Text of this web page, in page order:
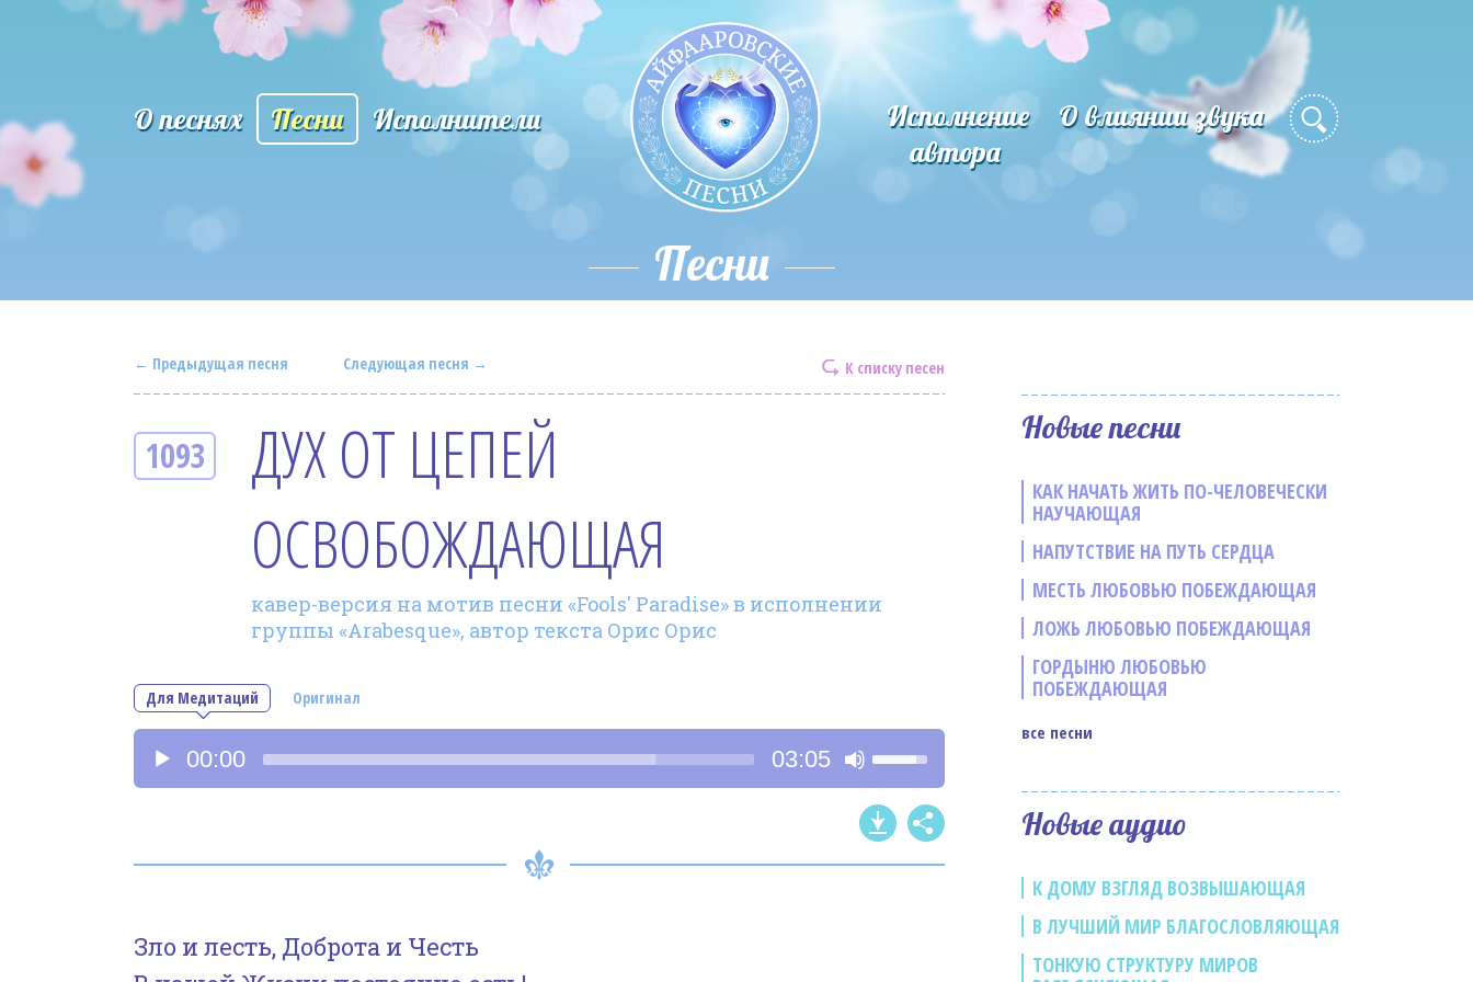
О песнях Песни Исполнители
Исполнение
автора
О влиянии звука
Песни
← Предыдущая песня К списку песен
Следующая песня →
1093
ДУХ ОТ ЦЕПЕЙ
ОСВОБОЖДАЮЩАЯ
кавер-версия на мотив песни «Fools' Paradise» в исполнении
группы «Arabesque», автор текста Орис Орис
Для Медитаций Оригинал
Аудиоплеер
00:00 03:05
Используйте
клавиши
со
стрелками
Зло и лесть, Доброта и Честь
Новые песни
КАК НАЧАТЬ ЖИТЬ ПО-ЧЕЛОВЕЧЕСКИ
НАУЧАЮЩАЯ
НАПУТСТВИЕ НА ПУТЬ СЕРДЦА
МЕСТЬ ЛЮБОВЬЮ ПОБЕЖДАЮЩАЯ
ЛОЖЬ ЛЮБОВЬЮ ПОБЕЖДАЮЩАЯ
ГОРДЫНЮ ЛЮБОВЬЮ
ПОБЕЖДАЮЩАЯ
все песни
Новые аудио
К ДОМУ ВЗГЛЯД ВОЗВЫШАЮЩАЯ
В ЛУЧШИЙ МИР БЛАГОСЛОВЛЯЮЩАЯ
ТОНКУЮ СТРУКТУРУ МИРОВ